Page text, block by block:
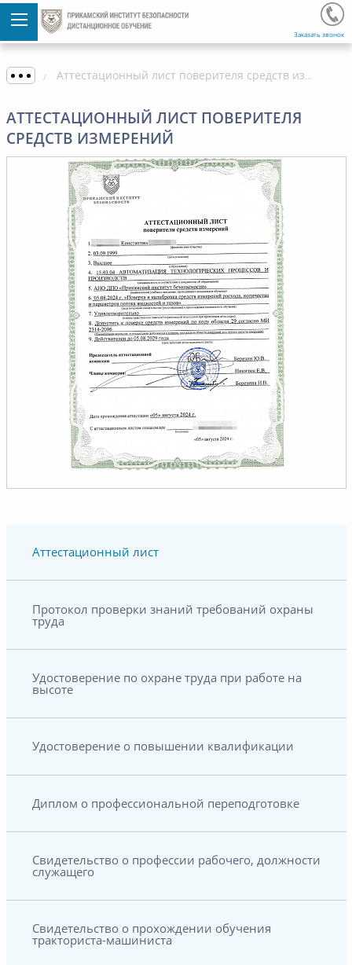
Заказать звонок
Аттестационный лист поверителя средств измерений
АТТЕСТАЦИОННЫЙ ЛИСТ ПОВЕРИТЕЛЯ
СРЕДСТВ ИЗМЕРЕНИЙ
Аттестационный лист
Протокол проверки знаний требований охраны
труда
Удостоверение по охране труда при работе на
высоте
Удостоверение о повышении квалификации
Диплом о профессиональной переподготовке
Свидетельство о профессии рабочего, должности
служащего
Свидетельство о прохождении обучения
тракториста-машиниста